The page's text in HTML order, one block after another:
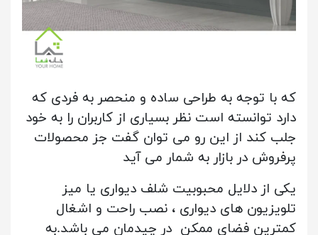
که با توجه به طراحی ساده و منحصر به فردی که
دارد توانسته است نظر بسیاری از کاربران را به خود
جلب کند از این رو می توان گفت جز محصولات
پرفروش در بازار به شمار می آید
یکی از دلایل محبوبیت شلف دیواری یا میز
تلویزیون های دیواری ، نصب راحت و اشغال
کمترین فضای ممکن در چیدمان می باشد.به